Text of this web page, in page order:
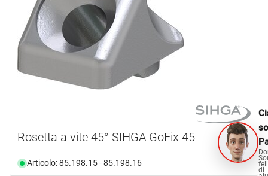
Rosetta a vite 45° SIHGA GoFix 45
Articolo: 85.198.15 - 85.198.16
di